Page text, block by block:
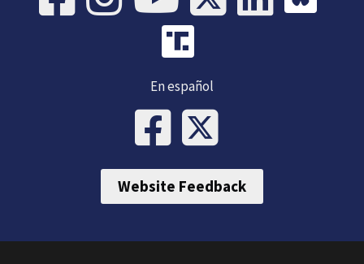
En español
Website Feedback